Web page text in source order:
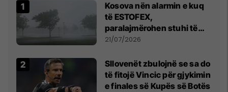
Kosova nën alarmin e kuq
të ESTOFEX,
paralajmërohen stuhi të
fuqishme me breshër dhe
21/07/2026
Sllovenët zbulojnë se sa do
të fitojë Vincic për gjykimin
e finales së Kupës së Botës